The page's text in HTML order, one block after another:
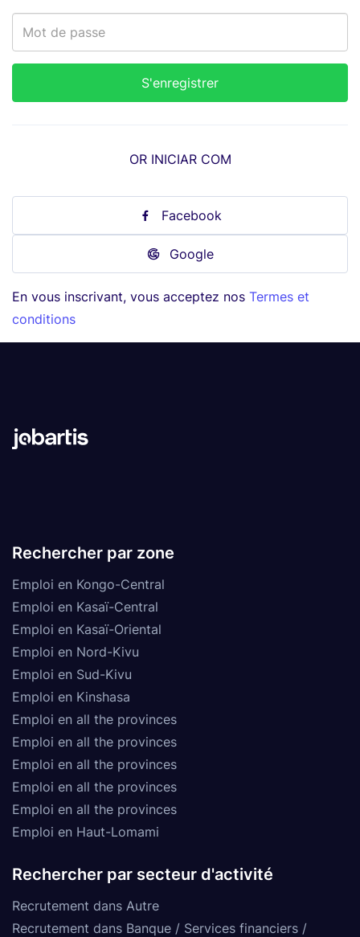
OR INICIAR COM
Facebook
Google
En vous inscrivant, vous acceptez nos Termes et
conditions
Rechercher par zone
Emploi en Kongo-Central
Emploi en Kasaï-Central
Emploi en Kasaï-Oriental
Emploi en Nord-Kivu
Emploi en Sud-Kivu
Emploi en Kinshasa
Emploi en all the provinces
Emploi en all the provinces
Emploi en all the provinces
Emploi en all the provinces
Emploi en all the provinces
Emploi en Haut-Lomami
Rechercher par secteur d'activité
Recrutement dans Autre
Recrutement dans Banque / Services financiers /